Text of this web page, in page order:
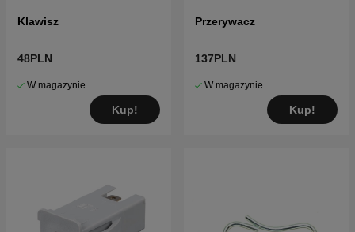
Klawisz
48PLN
W magazynie
Kup!
Przerywacz
137PLN
W magazynie
Kup!